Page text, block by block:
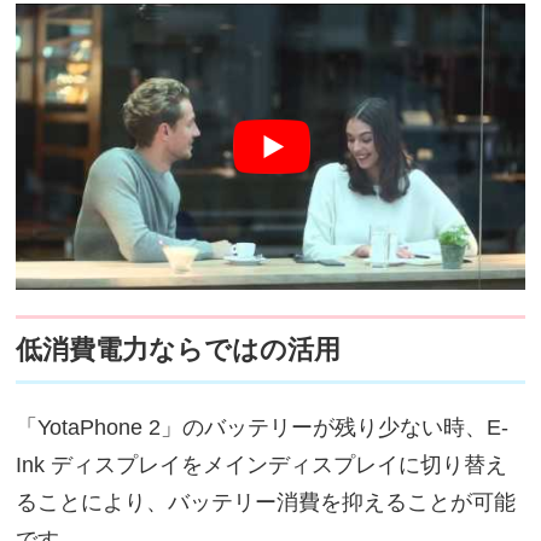
低消費電力ならではの活用
「YotaPhone 2」のバッテリーが残り少ない時、E-
Ink ディスプレイをメインディスプレイに切り替え
ることにより、バッテリー消費を抑えることが可能